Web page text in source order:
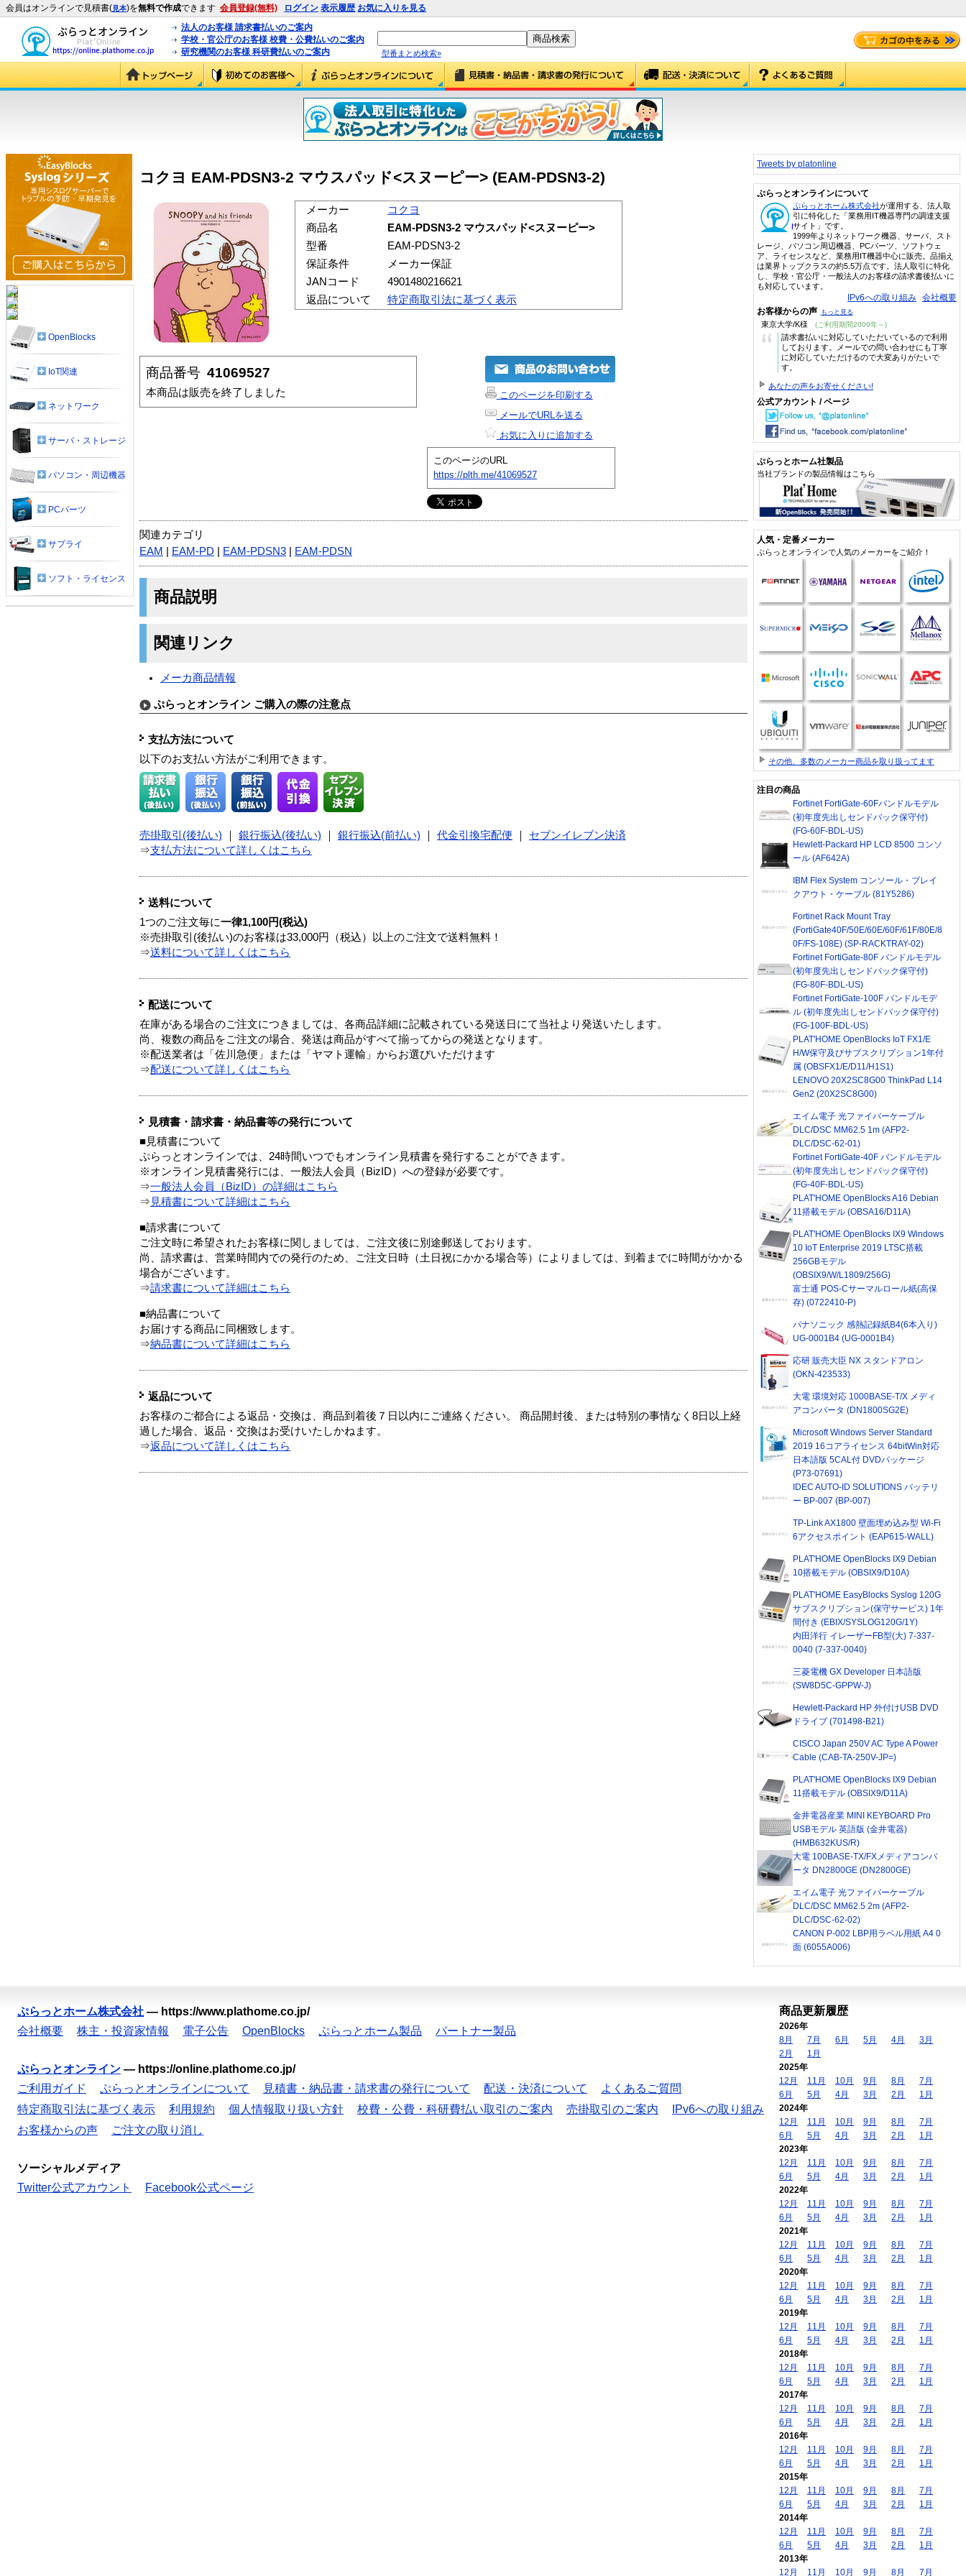
会員はオンラインで見積書(見本)を無料で作成できます 会員登録(無料) ログイン 表示履歴 お気に入りを見る
法人のお客様 請求書払いのご案内
学校・官公庁のお客様 校費・公費払いのご案内
研究機関のお客様 科研費払いのご案内
型番まとめ検索»
コクヨ EAM-PDSN3-2 マウスパッド<スヌーピー> (EAM-PDSN3-2)
メーカー
コクヨ
商品名
EAM-PDSN3-2 マウスパッド<スヌーピー>
型番
EAM-PDSN3-2
保証条件
メーカー保証
JANコード
4901480216621
返品について
特定商取引法に基づく表示
商品番号 41069527
本商品は販売を終了しました
このページを印刷する
メールでURLを送る
お気に入りに追加する
このページのURL
https://plth.me/41069527
関連カテゴリ
EAM
EAM-PD EAM-PDSN3 EAM-PDSN
商品説明
関連リンク
メーカ商品情報
ぷらっとオンライン ご購入の際の注意点
支払方法について
以下のお支払い方法がご利用できます。
売掛取引(後払い) 銀行振込(後払い) 銀行振込(前払い) 代金引換宅配便
セブンイレブン決済
⇒支払方法について詳しくはこちら
送料について
1つのご注文毎に一律1,100円(税込)
※売掛取引(後払い)のお客様は33,000円（税込）以上のご注文で送料無料！
⇒送料について詳しくはこちら
配送について
在庫がある場合のご注文につきましては、各商品詳細に記載されている発送日にて当社より発送いたします。
尚、複数の商品をご注文の場合、発送は商品がすべて揃ってからの発送となります。
※配送業者は「佐川急便」または「ヤマト運輸」からお選びいただけます
⇒配送について詳しくはこちら
見積書・請求書・納品書等の発行について
■見積書について
ぷらっとオンラインでは、24時間いつでもオンライン見積書を発行することができます。
※オンライン見積書発行には、一般法人会員（BizID）への登録が必要です。
⇒一般法人会員（BizID）の詳細はこちら
⇒ 見積書について詳細はこちら
■請求書について
ご注文時に希望されたお客様に関しましては、ご注文後に別途郵送しております。
尚、請求書は、営業時間内での発行のため、ご注文日時（土日祝にかかる場合等）によりましては、到着までに時間がかかる
場合がございます。
⇒請求書について詳細はこちら
■納品書について
お届けする商品に同梱致します。
⇒納品書について詳細はこちら
返品について
お客様のご都合による返品・交換は、商品到着後７日以内にご連絡ください。 商品開封後、または特別の事情なく8日以上経
過した場合、返品・交換はお受けいたしかねます。
⇒返品について詳しくはこちら
OpenBlocks
IoT関連
ネットワーク
サーバ・ストレージ
パソコン・周辺機器
PCパーツ
サプライ
ソフト・ライセンス
Tweets by platonline
ぷらっとオンラインについて
ぷらっとホーム株式会社が運用する、法人取
引に特化した「業務用IT機器専門の調達支援
サイト」です。
1999年よりネットワーク機器、サーバ、スト
レージ、パソコン周辺機器、PCパーツ、ソフトウェ
ア、ライセンスなど、業務用IT機器中心に販売。品揃え
は業界トップクラスの約5.5万点です。法人取引に特化
し、学校・官公庁・一般法人のお客様の請求書後払いに
も対応しています。
IPv6への取り組み 会社概要
お客様からの声 もっと見る
東京大学/K様 (ご利用期間2009年～)
“
請求書払いに対応していただいているので利用
しております。メールでの問い合わせにも丁寧
に対応していただけるので大変ありがたいで
す。
あなたの声をお寄せください!
公式アカウント / ページ
ぷらっとホーム社製品
当社ブランドの製品情報はこちら
人気・定番メーカー
ぷらっとオンラインで人気のメーカーをご紹介！
その他、多数のメーカー商品を取り扱ってます
注目の商品
Fortinet FortiGate-60Fバンドルモデル
(初年度先出しセンドバック保守付)
(FG-60F-BDL-US)
Hewlett-Packard HP LCD 8500 コンソ
ール (AF642A)
IBM Flex System コンソール・ブレイ
クアウト・ケーブル (81Y5286)
Fortinet Rack Mount Tray
(FortiGate40F/50E/60E/60F/61F/80E/8
0F/FS-108E) (SP-RACKTRAY-02)
Fortinet FortiGate-80F バンドルモデル
(初年度先出しセンドバック保守付)
(FG-80F-BDL-US)
Fortinet FortiGate-100F バンドルモデ
ル (初年度先出しセンドバック保守付)
(FG-100F-BDL-US)
PLAT'HOME OpenBlocks IoT FX1/E
H/W保守及びサブスクリプション1年付
属 (OBSFX1/E/D11/H1S1)
LENOVO 20X2SC8G00 ThinkPad L14
Gen2 (20X2SC8G00)
エイム電子 光ファイバーケーブル
DLC/DSC MM62.5 1m (AFP2-
DLC/DSC-62-01)
Fortinet FortiGate-40F バンドルモデル
(初年度先出しセンドバック保守付)
(FG-40F-BDL-US)
PLAT'HOME OpenBlocks A16 Debian
11搭載モデル (OBSA16/D11A)
PLAT'HOME OpenBlocks IX9 Windows
10 IoT Enterprise 2019 LTSC搭載
256GBモデル
(OBSIX9/W/L1809/256G)
富士通 POS-Cサーマルロール紙(高保
存) (0722410-P)
パナソニック 感熱記録紙B4(6本入り)
UG-0001B4 (UG-0001B4)
応研 販売大臣 NX スタンドアロン
(OKN-423533)
大電 環境対応 1000BASE-T/X メディ
アコンバータ (DN1800SG2E)
Microsoft Windows Server Standard
2019 16コアライセンス 64bitWin対応
日本語版 5CAL付 DVDパッケージ
(P73-07691)
IDEC AUTO-ID SOLUTIONS バッテリ
ー BP-007 (BP-007)
TP-Link AX1800 壁面埋め込み型 Wi-Fi
6アクセスポイント (EAP615-WALL)
PLAT'HOME OpenBlocks IX9 Debian
10搭載モデル (OBSIX9/D10A)
PLAT'HOME EasyBlocks Syslog 120G
サブスクリプション(保守サービス) 1年
間付き (EBIX/SYSLOG120G/1Y)
内田洋行 イレーザーFB型(大) 7-337-
0040 (7-337-0040)
三菱電機 GX Developer 日本語版
(SW8D5C-GPPW-J)
Hewlett-Packard HP 外付けUSB DVD
ドライブ (701498-B21)
CISCO Japan 250V AC Type A Power
Cable (CAB-TA-250V-JP=)
PLAT'HOME OpenBlocks IX9 Debian
11搭載モデル (OBSIX9/D11A)
金井電器産業 MINI KEYBOARD Pro
USBモデル 英語版 (金井電器)
(HMB632KUS/R)
大電 100BASE-TX/FXメディアコンバ
ータ DN2800GE (DN2800GE)
エイム電子 光ファイバーケーブル
DLC/DSC MM62.5 2m (AFP2-
DLC/DSC-62-02)
CANON P-002 LBP用ラベル用紙 A4 0
面 (6055A006)
ぷらっとホーム株式会社 — https://www.plathome.co.jp/
会社概要
株主・投資家情報 電子公告 OpenBlocks ぷらっとホーム製品 パートナー製品
ぷらっとオンライン — https://online.plathome.co.jp/
ご利用ガイド
ぷらっとオンラインについて 見積書・納品書・請求書の発行について 配送・決済について
よくあるご質問
特定商取引法に基づく表示
利用規約 個人情報取り扱い方針 校費・公費・科研費払い取引のご案内 売掛取引のご案内
IPv6への取り組み
お客様からの声
ご注文の取り消し
ソーシャルメディア
Twitter公式アカウント
Facebook公式ページ
商品更新履歴
2026年
8月
7月 6月 5月 4月
3月
2月
1月
2025年
12月
11月 10月 9月 8月
7月
6月
5月 4月 3月 2月
1月
2024年
12月
11月 10月 9月 8月
7月
6月
5月 4月 3月 2月
1月
2023年
12月
11月 10月 9月 8月
7月
6月
5月 4月 3月 2月
1月
2022年
12月
11月 10月 9月 8月
7月
6月
5月 4月 3月 2月
1月
2021年
12月
11月 10月 9月 8月
7月
6月
5月 4月 3月 2月
1月
2020年
12月
11月 10月 9月 8月
7月
6月
5月 4月 3月 2月
1月
2019年
12月
11月 10月 9月 8月
7月
6月
5月 4月 3月 2月
1月
2018年
12月
11月 10月 9月 8月
7月
6月
5月 4月 3月 2月
1月
2017年
12月
11月 10月 9月 8月
7月
6月
5月 4月 3月 2月
1月
2016年
12月
11月 10月 9月 8月
7月
6月
5月 4月 3月 2月
1月
2015年
12月
11月 10月 9月 8月
7月
6月
5月 4月 3月 2月
1月
2014年
12月
11月 10月 9月 8月
7月
6月
5月 4月 3月 2月
1月
2013年
12月
11月 10月 9月 8月 7月